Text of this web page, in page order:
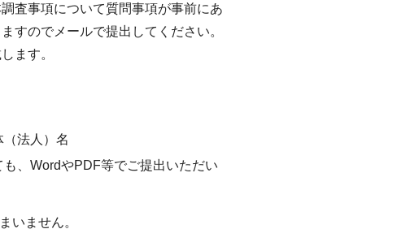
査事項について質問事項が事前にあ
すのでメールで提出してください。
ます。
法人）名
、WordやPDF等でご提出いただい
いません。